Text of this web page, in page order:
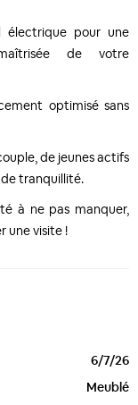
électrique pour une
de votre
optimisé sans
de jeunes actifs
tranquillité.
à ne pas manquer,
une visite !
6/7/26
Meublé